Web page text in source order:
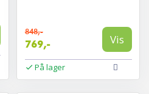
848,-
769,- Vis
På lager